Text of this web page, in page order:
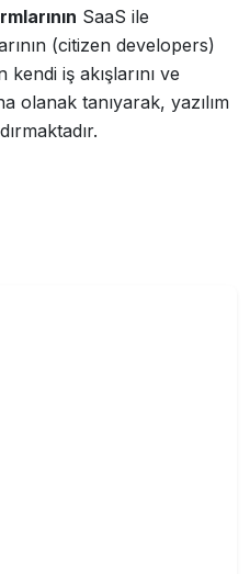
SaaS ile
(citizen developers)
iş akışlarını ve
olanak tanıyarak, yazılım